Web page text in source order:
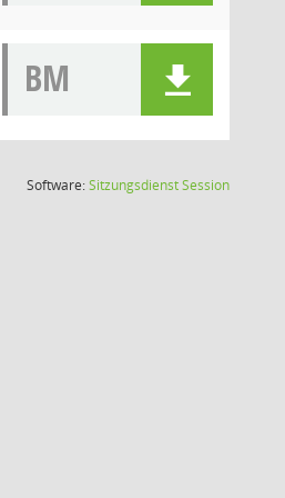
BM
Software:SitzungsdienstSession(Wird in